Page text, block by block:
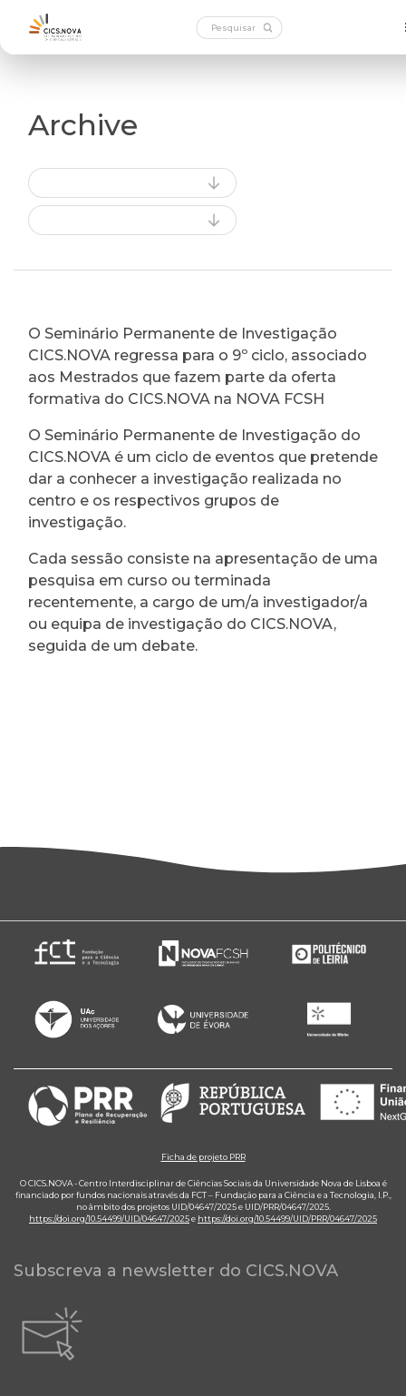
Archive
O Seminário Permanente de Investigação
CICS.NOVA regressa para o 9º ciclo, associado
aos Mestrados que fazem parte da oferta
formativa do CICS.NOVA na NOVA FCSH
O Seminário Permanente de Investigação do
CICS.NOVA é um ciclo de eventos que pretende
dar a conhecer a investigação realizada no
centro e os respectivos grupos de
investigação.
Cada sessão consiste na apresentação de uma
pesquisa em curso ou terminada
recentemente, a cargo de um/a investigador/a
ou equipa de investigação do CICS.NOVA,
seguida de um debate.
Ficha de projeto PRR
O CICS.NOVA - Centro Interdisciplinar de Ciências Sociais da Universidade Nova de Lisboa é
financiado por fundos nacionais através da FCT – Fundação para a Ciência e a Tecnologia, I.P.,
no âmbito dos projetos UID/04647/2025 e UID/PRR/04647/2025.
https://doi.org/10.54499/UID/04647/2025e https://doi.org/10.54499/UID/PRR/04647/2025
Subscreva a newsletter do CICS.NOVA